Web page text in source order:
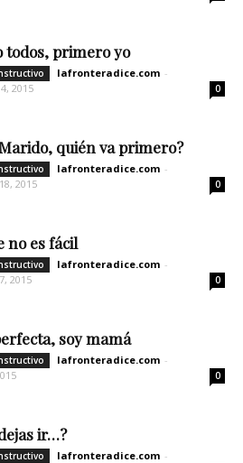
todos, primero yo
lafronteradice.com -
2015
0
quién va primero?
lafronteradice.com -
2015
0
no es fácil
lafronteradice.com -
2015
0
soy mamá
lafronteradice.com -
0
ir…?
lafronteradice.com -